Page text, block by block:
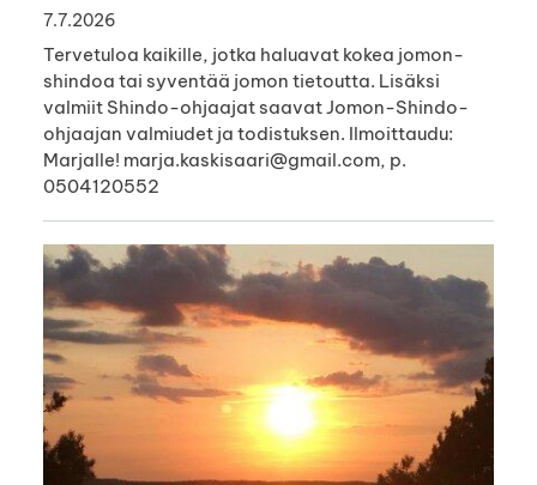
7.7.2026
Tervetuloa kaikille, jotka haluavat kokea jomon-
shindoa tai syventää jomon tietoutta. Lisäksi
valmiit Shindo-ohjaajat saavat Jomon-Shindo-
ohjaajan valmiudet ja todistuksen. Ilmoittaudu:
Marjalle! marja.kaskisaari@gmail.com, p.
0504120552